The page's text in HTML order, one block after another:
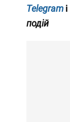
Telegramі
подій